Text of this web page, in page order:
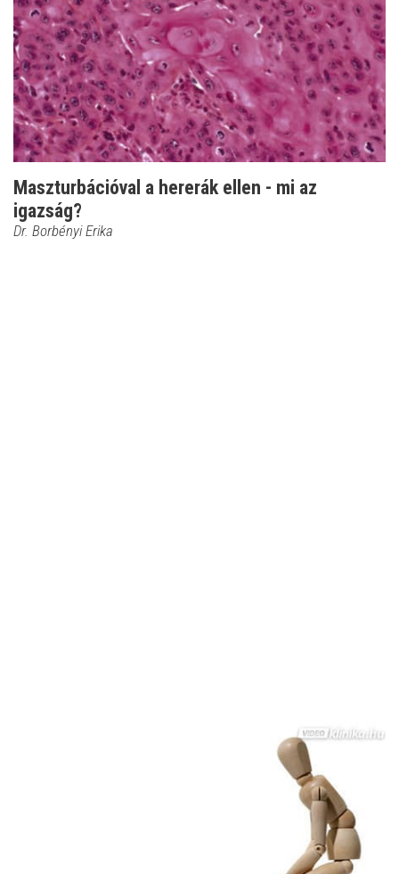
Maszturbációval a hererák ellen - mi az
igazság?
Dr. Borbényi Erika